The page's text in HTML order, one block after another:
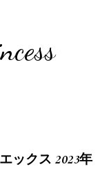
ックス 2023年